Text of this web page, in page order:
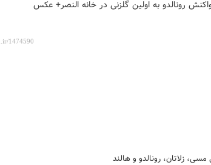
زلاتان، رونالدو و هالند